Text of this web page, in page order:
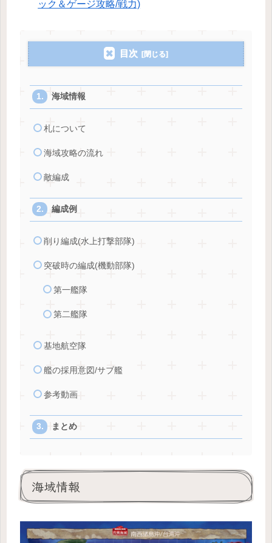
ック＆ゲージ攻略/戦力)
目次
海域情報
札について
海域攻略の流れ
敵編成
編成例
削り編成(水上打撃部隊)
突破時の編成(機動部隊)
第一艦隊
第二艦隊
基地航空隊
艦の採用意図/サブ艦
参考動画
まとめ
海域情報